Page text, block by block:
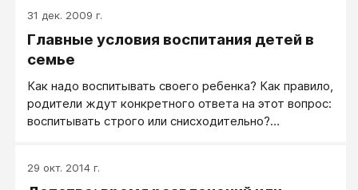
31 дек. 2009 г.
Главные условия воспитания детей в
семье
Как надо воспитывать своего ребенка? Как правило,
родители ждут конкретного ответа на этот вопрос:
воспитывать строго или снисходительно?
разумом? Эти и другие подобные вопросы, конечно,
29 окт. 2014 г.